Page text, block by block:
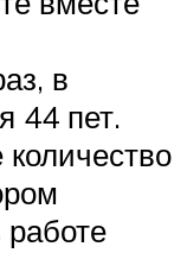
в
44 пет.
работе